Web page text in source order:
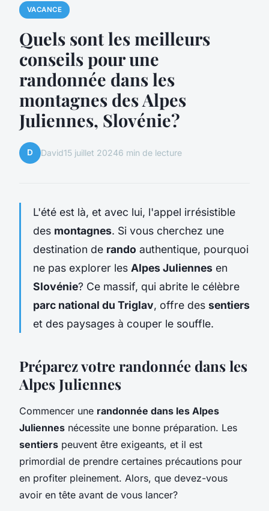
VACANCE
Quels sont les meilleurs
conseils pour une
randonnée dans les
montagnes des Alpes
Juliennes, Slovénie?
D David15 juillet 20246 min de lecture
L'été est là, et avec lui, l'appel irrésistible
des montagnes. Si vous cherchez une
destination de rando authentique, pourquoi
ne pas explorer les Alpes Juliennes en
Slovénie? Ce massif, qui abrite le célèbre
parc national du Triglav, offre des sentiers
et des paysages à couper le souffle.
Préparez votre randonnée dans les
Alpes Juliennes
Commencer une randonnée dans les Alpes
Juliennes nécessite une bonne préparation. Les
sentiers peuvent être exigeants, et il est
primordial de prendre certaines précautions pour
en profiter pleinement. Alors, que devez-vous
avoir en tête avant de vous lancer?